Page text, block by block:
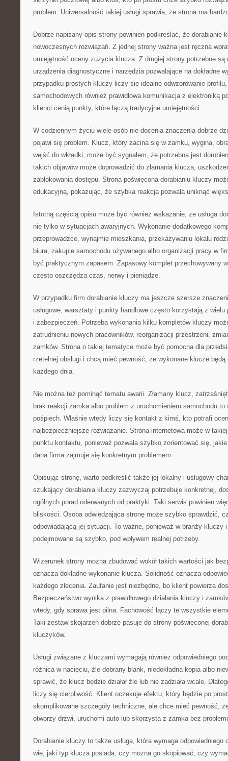
problem. Uniwersalność takiej usługi sprawia, że strona ma
Dobrze napisany opis strony powinien podkreślać, że dorabianie
nowoczesnych rozwiązań. Z jednej strony ważna jest ręczna
umiejętność oceny zużycia klucza. Z drugiej strony potrzebne są
urządzenia diagnostyczne i narzędzia pozwalające na dokładne
przypadku prostych kluczy liczy się idealne odwzorowanie
samochodowych również prawidłowa komunikacja z elektroniką
klienci cenią punkty, które łączą tradycyjne umiejętności.
W codziennym życiu wiele osób nie docenia znaczenia dobrze
pojawi się problem. Klucz, który zacina się w zamku, wygina,
wejść do wkładki, może być sygnałem, że potrzebna jest
takich objawów może doprowadzić do złamania klucza,
zablokowania dostępu. Strona poświęcona dorabianiu kluczy
edukacyjną, pokazując, że szybka reakcja pozwala uniknąć
Istotną częścią opisu może być również wskazanie, że usługa
nie tylko w sytuacjach awaryjnych. Wykonanie dodatkowego
przeprowadzce, wynajmie mieszkania, przekazywaniu lokalu
biura, zakupie samochodu używanego albo organizacji pracy w
być praktycznym zapasem. Zapasowy komplet przechowywany
często oszczędza czas, nerwy i pieniądze.
W przypadku firm dorabianie kluczy ma jeszcze szersze
usługowe, warsztaty i punkty handlowe często korzystają z
i zabezpieczeń. Potrzeba wykonania kilku kompletów kluczy
zatrudnieniu nowych pracowników, reorganizacji przestrzeni,
zamków. Strona o takiej tematyce może być pomocna dla
rzetelnej obsługi i chcą mieć pewność, że wykonane klucze będą
każdego dnia.
Nie można też pominąć tematu awarii. Złamany klucz,
brak reakcji zamka albo problem z uruchomieniem samochodu to
pośpiech. Właśnie wtedy liczy się kontakt z kimś, kto potrafi
najbezpieczniejsze rozwiązanie. Strona internetowa może w
punktu kontaktu, ponieważ pozwala szybko zorientować się,
dana firma zajmuje się konkretnym problemem.
Opisując stronę, warto podkreślić także jej lokalny i usługowy
szukający dorabiania kluczy zazwyczaj potrzebuje konkretnej,
ogólnych porad oderwanych od praktyki. Taki serwis powinien
bliskości. Osoba odwiedzająca stronę może szybko sprawdzić,
odpowiadającą jej sytuacji. To ważne, ponieważ w branży kluczy
podejmowane są szybko, pod wpływem realnej potrzeby.
Wizerunek strony można zbudować wokół takich wartości jak
oznacza dokładne wykonanie klucza. Solidność oznacza
każdego zlecenia. Zaufanie jest niezbędne, bo klient powierza
Bezpieczeństwo wynika z prawidłowego działania kluczy i
wtedy, gdy sprawa jest pilna. Fachowość łączy te wszystkie
Taki zestaw skojarzeń dobrze pasuje do strony poświęconej
kluczyków.
Usługi związane z kluczami wymagają również odpowiedniego
różnica w nacięciu, źle dobrany blank, niedokładna kopia albo
sprawić, że klucz będzie działał źle lub nie zadziała wcale.
liczy się cierpliwość. Klient oczekuje efektu, który będzie po
skomplikowane szczegóły techniczne, ale chce mieć pewność,
otworzy drzwi, uruchomi auto lub skorzysta z zamka bez
Dorabianie kluczy to także usługa, która wymaga
wie, jaki typ klucza posiada, czy można go skopiować, czy